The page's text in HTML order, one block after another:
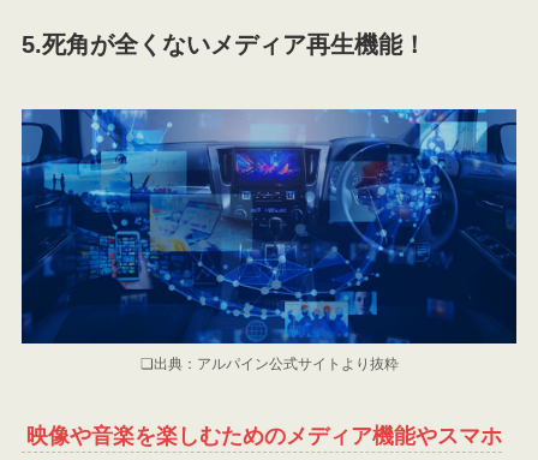
5.死角が全くないメディア再生機能！
❏出典：アルパイン公式サイトより抜粋
映像や音楽を楽しむためのメディア機能やスマホ